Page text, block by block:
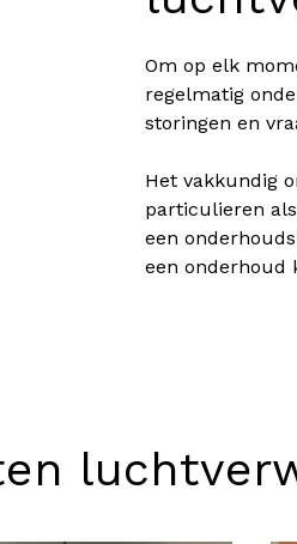
Om op elk
regelmatig
storingen en
Het vakkundig
particulieren
een
een onderhoud